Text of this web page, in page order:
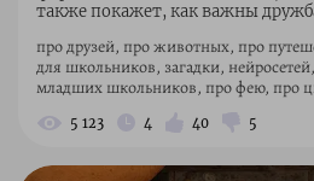
также покажет, как важны
про друзей, про животных, про
для школьников, загадки,
младших школьников, про фею, про
5 123 4 40 5